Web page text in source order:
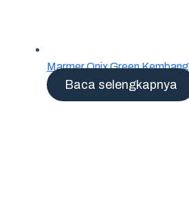
Marmer Onix Green Kembang
Baca selengkapnya